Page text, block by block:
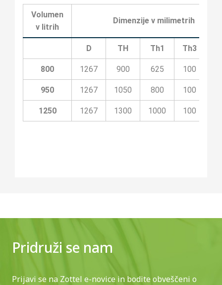
Volumen
v litrih
Dimenzije v milimetrih
D TH Th1 Th3
800 1267 900 625 100
950 1267 1050 800 100
1250 1267 1300 1000 100
Pridruži se nam
Prijavi se na Zottel e-novice in bodite obveščeni o